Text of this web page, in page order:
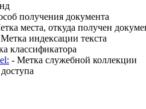
получения документа
места, откуда получен
индексации текста
классификатора
- Метка служебной коллекции